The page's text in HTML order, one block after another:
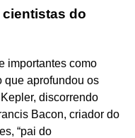
do
importantes como
que aprofundou os
discorrendo
Bacon, criador do
“pai do